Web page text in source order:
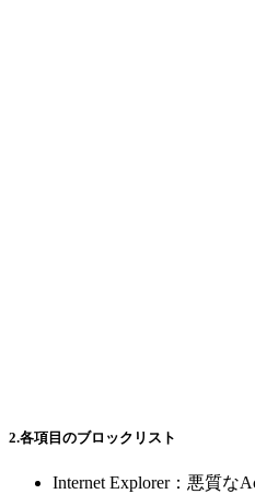
2.各項目のブロックリスト
Internet Explorer：悪質な